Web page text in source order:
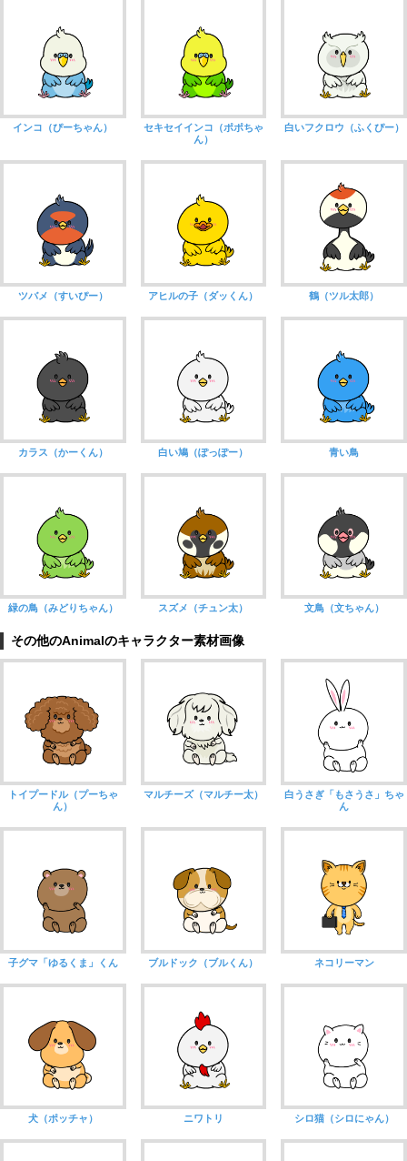
インコ（ぴーちゃん）
セキセイインコ（ポポちゃ
ん）
白いフクロウ（ふくぴー）
ツバメ（すいぴー） アヒルの子（ダッくん） 鶴（ツル太郎）
カラス（かーくん） 白い鳩（ぽっぽー） 青い鳥
緑の鳥（みどりちゃん） スズメ（チュン太） 文鳥（文ちゃん）
その他のAnimalのキャラクター素材画像
トイプードル（プーちゃ
ん）
マルチーズ（マルチー太）
白うさぎ「もさうさ」ちゃ
ん
子グマ「ゆるくま」くん ブルドック（ブルくん） ネコリーマン
犬（ポッチャ） ニワトリ シロ猫（シロにゃん）